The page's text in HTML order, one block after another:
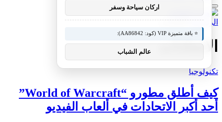
الرئيسية»الاتحادات
الاتحادات
تكنولوجيا
كيف أطلق مطورو “World of Warcraft”
أحد أكبر الاتحادات في ألعاب الفيديو
اركان سياحة وسفر
⭐ باقة متميزة VIP (كود: AA86842):
عالم الشباب